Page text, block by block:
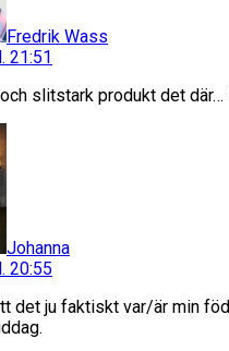
Fredrik Wass
21:51
slitstark produkt det
Johanna
20:55
det ju faktiskt var/är min